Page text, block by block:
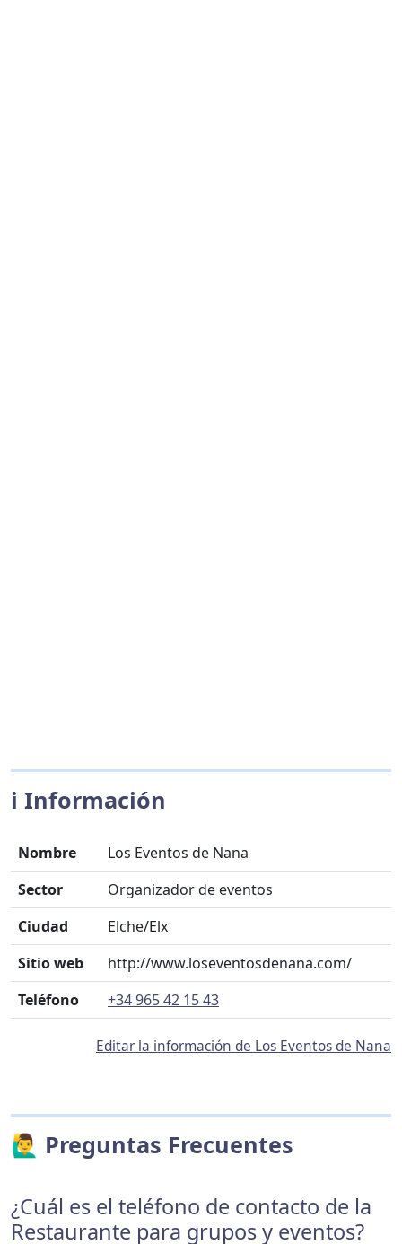
ℹ️ Información
Nombre
Los Eventos de Nana
Sector
Organizador de eventos
Ciudad
Elche/Elx
Sitio web
http://www.loseventosdenana.com/
Teléfono
+34 965 42 15 43
Editar la información de Los Eventos de Nana
🙋‍♂️ Preguntas Frecuentes
¿Cuál es el teléfono de contacto de la
Restaurante para grupos y eventos?